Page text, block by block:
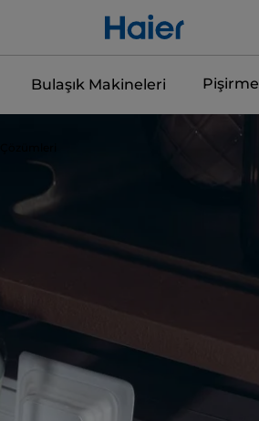
Bulaşık Makineleri Pişirme